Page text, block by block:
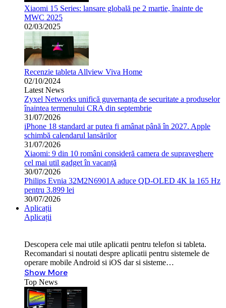
Xiaomi 15 Series: lansare globală pe 2 martie, înainte de
MWC 2025
02/03/2025
Recenzie tableta Allview Viva Home
02/10/2024
Latest News
Zyxel Networks unifică guvernanța de securitate a produselor
înaintea termenului CRA din septembrie
31/07/2026
iPhone 18 standard ar putea fi amânat până în 2027. Apple
schimbă calendarul lansărilor
31/07/2026
Xiaomi: 9 din 10 români consideră camera de supraveghere
cel mai util gadget în vacanță
30/07/2026
Philips Evnia 32M2N6901A aduce QD-OLED 4K la 165 Hz
pentru 3.899 lei
30/07/2026
Aplicații
Aplicații
Descopera cele mai utile aplicatii pentru telefon si tableta.
Recomandari si noutati despre aplicatii pentru sistemele de
operare mobile Android si iOS dar si sisteme…
Show More
Top News